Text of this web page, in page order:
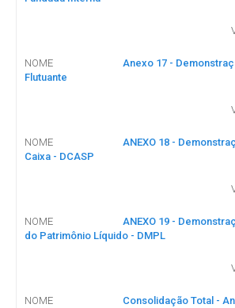
NOME
Anexo 17 -
Flutuante
NOME
ANEXO 18 -
Caixa - DCASP
NOME
ANEXO 19 -
do Patrimônio Líquido - DMPL
NOME
Consolidação Total -